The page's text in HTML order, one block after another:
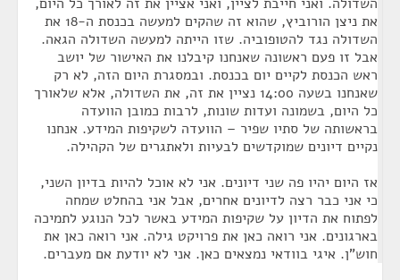
את ניצן הורוביץ, שהוא זה שהקים למעשה בכנסת ה-18 את
השדולה נגד להטופוביה. שזו הייתה למעשה השדולה הגאה.
אבל זו פעם ראשונה שאנחנו קיבלנו את האישור של יושב
ראש הכנסת לקיים יום בכנסת. ובמסגרת היום הזה, לא רק
שאנחנו בשעה 14:00 נציין את זה, את השדולה, אלא שלאורך
כל היום, בשמונה ועדות שונות, לרבות כמובן הוועדה
בראשותה של סתיו שפיר – הוועדה לשקיפות המידע. אנחנו
נקיים דיונים שמוקדשים לבעיות ולאתגרים של הקהילה.
אז היום יהיו פה שני דיונים. אני לא אוכל להיות בדיון השני,
כי אני כבר רצה לדיונים אחרים, אבל אני בהחלט שמחה
לפתוח את הדיון על שקיפות המידע באשר לכל הנוגע לתמיכה
בארגונים. אני רואה כאן את פרויקט גילה. אני רואה כאן את
חוש"ן. איגי בוודאי נמצאים כאן. אני לא יודעת אם מעברים.